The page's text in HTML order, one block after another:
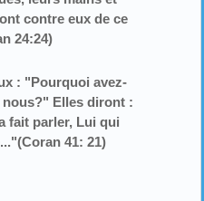
contre eux de ce
24:24)
: "Pourquoi avez-
Elles diront :
fait parler, Lui qui
41: 21)